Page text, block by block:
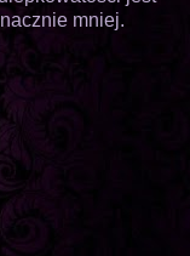
mniej.